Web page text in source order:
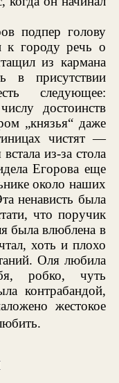
подпер голову
к городу речь о
из кармана
в присутствии
следующее:
достоинств
„князья“ даже
чистят —
из-за стола
Егорова еще
около наших
ненависть была
что поручик
была влюблена в
хоть и плохо
Оля любила
робко, чуть
контрабандой,
жестокое